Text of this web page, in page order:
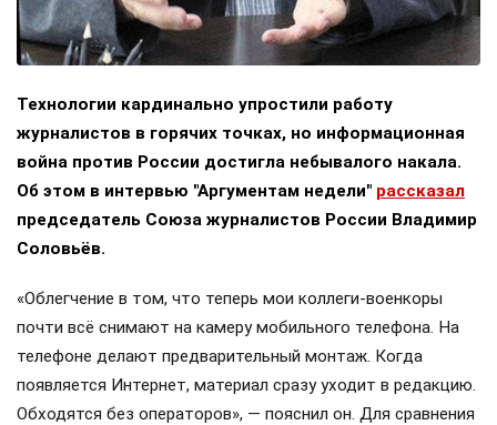
Технологии кардинально упростили работу
журналистов в горячих точках, но информационная
война против России достигла небывалого накала.
Об этом в интервью "Аргументам недели" рассказал
председатель Союза журналистов России Владимир
Соловьёв.
«Облегчение в том, что теперь мои коллеги-военкоры
почти всё снимают на камеру мобильного телефона. На
телефоне делают предварительный монтаж. Когда
появляется Интернет, материал сразу уходит в редакцию.
Обходятся без операторов», — пояснил он. Для сравнения